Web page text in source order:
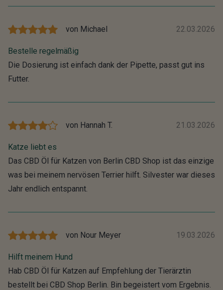
von Michael 22.03.2026
Bestelle regelmäßig
Die Dosierung ist einfach dank der Pipette, passt gut ins
Futter.
von Hannah T. 21.03.2026
Katze liebt es
Das CBD Öl für Katzen von Berlin CBD Shop ist das einzige
was bei meinem nervösen Terrier hilft. Silvester war dieses
Jahr endlich entspannt.
von Nour Meyer 19.03.2026
Hilft meinem Hund
Hab CBD Öl für Katzen auf Empfehlung der Tierärztin
bestellt bei CBD Shop Berlin. Bin begeistert vom Ergebnis.